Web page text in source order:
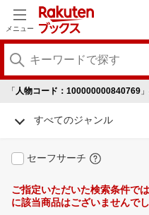
メニュー
「 人物コード：100000000840769
すべてのジャンル
セーフサーチ
ご指定いただいた検索条件で
に該当商品はございませんでし